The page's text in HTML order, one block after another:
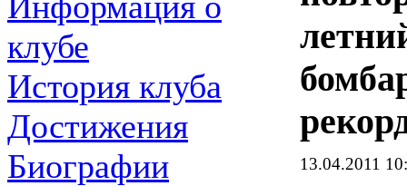
клубе
История клуба
Достижения
Биографии
13.04.2011